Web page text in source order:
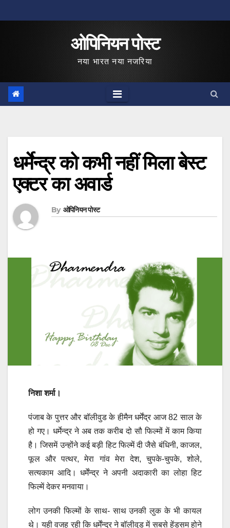
to
ओपिनियन पोस्ट
नया भारत नया नजरिया
धर्मेन्द्र को कभी नहीं मिला बेस्ट
एक्टर का अवार्ड
By ओपिनियन पोस्ट
निशा शर्मा।
पंजाब के पुत्तर और बॉलीवुड के हीमैन धर्मेंद्र आज 82 साल के
हो गए। धर्मेन्द्र ने अब तक करीब दो सौ फिल्मों में काम किया
है। जिसमें उन्होंने कई बड़ी हिट फिल्में दी जैसे बंधिनी, काजल,
फूल और पत्थर, मेरा गांव मेरा देश, चुपके-चुपके, शोले,
सत्यकाम आदि। धर्मेंन्द्र ने अपनी अदाकारी का लोहा हिट
फिल्में देकर मनवाया।
लोग उनकी फिल्मों के साथ- साथ उनकी लुक के भी कायल
थे। यही वजह रही कि धर्मेंन्द्र ने बॉलीवुड में सबसे हेंडसम होने